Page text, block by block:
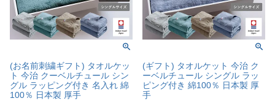
(お名前刺繍ギフト) タオルケッ
ト 今治 クーベルチュール シン
グル ラッピング付き 名入れ 綿
100％ 日本製 厚手
(ギフト) タオルケット 今治 ク
ーベルチュール シングル ラッ
ピング付き 綿100％ 日本製 厚
手